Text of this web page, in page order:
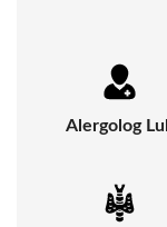
Alergolog